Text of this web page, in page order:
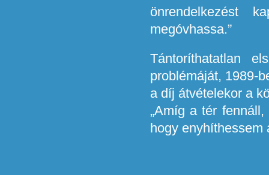
önrendelkezést
megóvhassa.”
Tántoríthatatlan
problémáját, 1989-
a díj átvételekor a
„Amíg a tér
hogy enyhíthessem